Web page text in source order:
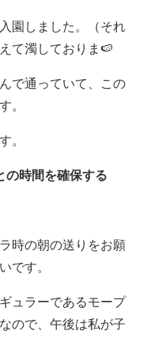
園しました。（それ
て濁しておりま🍉
で通っていて、この
。
。
の時間を確保する
時の朝の送りをお願
です。
ュラーであるモープ
ので、午後は私が子